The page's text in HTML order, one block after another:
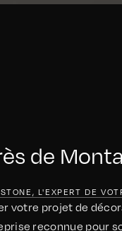
de
L'EXPERT DE
votre projet de
reconnue pour